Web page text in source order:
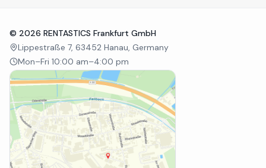
© 2026 RENTASTICS Frankfurt GmbH
Lippestraße 7, 63452 Hanau, Germany
Mon–Fri 10:00 am–4:00 pm